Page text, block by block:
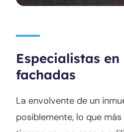
Especialistas
fachadas
La envolvente de un
posiblemente, lo que